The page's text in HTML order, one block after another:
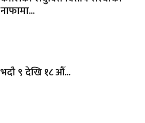
नाफामा...
भदौ ९ देखि १८ औँ...